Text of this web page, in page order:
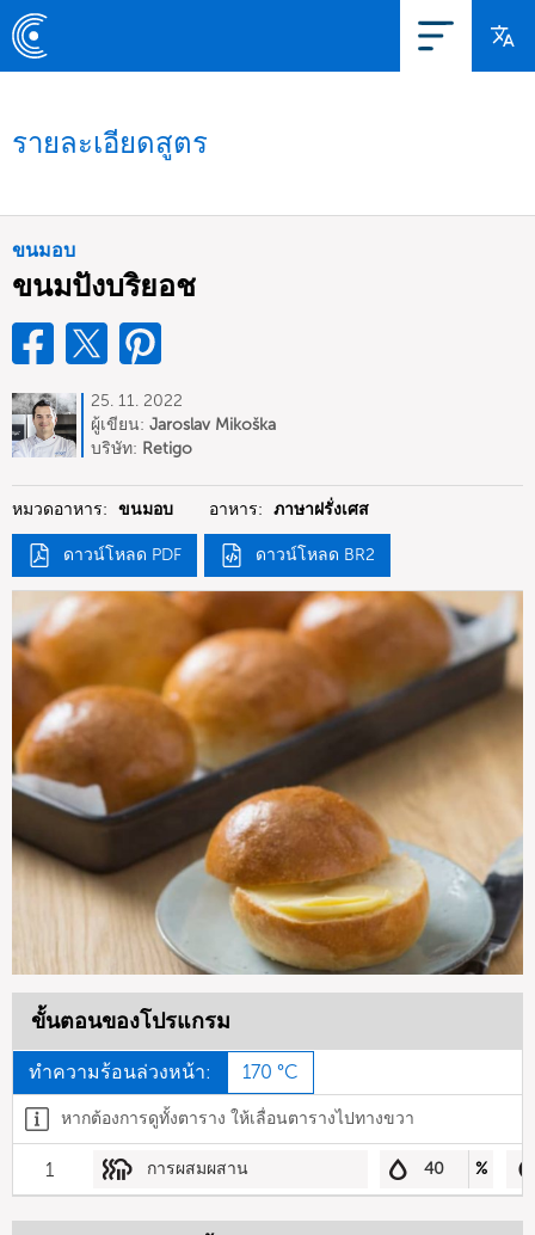
รายละเอียดสูตร
ขนมอบ
ขนมปังบริยอช
25. 11. 2022
ผู้เขียน: Jaroslav Mikoška
บริษัท: Retigo
หมวดอาหาร: ขนมอบ อาหาร: ภาษาฝรั่งเศส
ดาวน์โหลด PDF ดาวน์โหลด BR2
ขั้นตอนของโปรแกรม
ทำความร้อนล่วงหน้า: 170 °C
หากต้องการดูทั้งตาราง ให้เลื่อนตารางไปทางขวา
1 การผสมผสาน 40 %